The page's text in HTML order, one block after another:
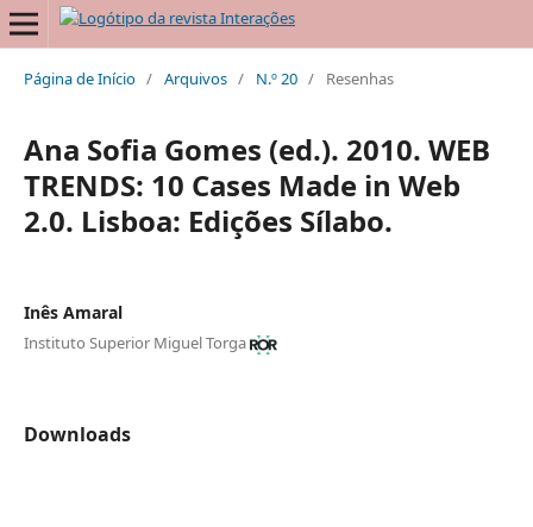
Página de Início / Arquivos / N.º 20 / Resenhas
Ana Sofia Gomes (ed.). 2010. WEB
TRENDS: 10 Cases Made in Web
2.0. Lisboa: Edições Sílabo.
Inês Amaral
Instituto Superior Miguel Torga
Downloads